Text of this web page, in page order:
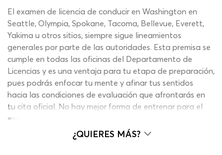
El examen de licencia de conducir en Washington en
Seattle, Olympia, Spokane, Tacoma, Bellevue, Everett,
Yakima u otros sitios, siempre sigue lineamientos
generales por parte de las autoridades. Esta premisa se
cumple en todas las oficinas del Departamento de
Licencias y es una ventaja para tu etapa de preparación,
pues podrás enfocar tu mente y afinar tus sentidos
hacia las condiciones de evaluación que afrontarás en
tu cita oficial. No hay mejor forma de entrenar para el
examen escrito de manejo 2026 que hacerlo con
contenidos actualizados y el formato exacto. Para ello,
esta práctica del examen DOL WA español 2026 te
¿QUIERES MÁS?